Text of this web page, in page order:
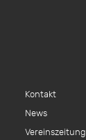
Kontakt
News
Vereinszeitung